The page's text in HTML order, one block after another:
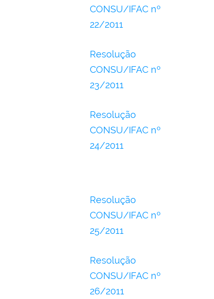
CONSU/IFAC nº
22/2011
Resolução
CONSU/IFAC nº
23/2011
Resolução
CONSU/IFAC nº
24/2011
Resolução
CONSU/IFAC nº
25/2011
Resolução
CONSU/IFAC nº
26/2011